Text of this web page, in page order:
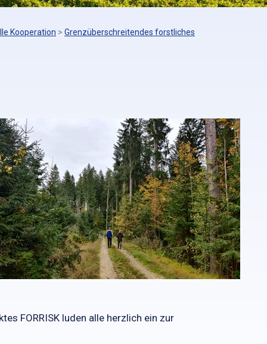
Kooperation > Grenzüberschreitendes forstliches
FORRISK luden alle herzlich ein zur